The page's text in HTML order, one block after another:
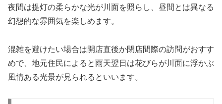
夜間は提灯の柔らかな光が川面を照らし、昼間とは異なる
幻想的な雰囲気を楽しめます。
混雑を避けたい場合は開店直後か閉店間際の訪問がおすす
めで、地元住民によると雨天翌日は花びらが川面に浮かぶ
風情ある光景が見られるといいます。